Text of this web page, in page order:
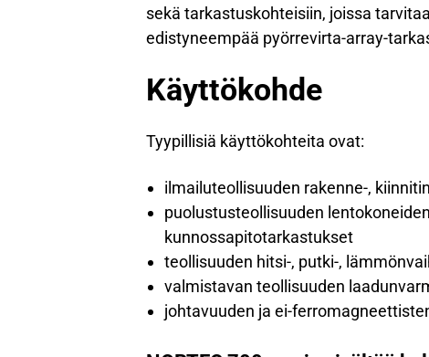
sekä tarkastuskohteisiin, joissa
edistyneempää pyörrevirta-array-
Käyttökohde
Tyypillisiä käyttökohteita ovat:
ilmailuteollisuuden rakenne-,
puolustusteollisuuden
kunnossapitotarkastukset
teollisuuden hitsi-, putki-,
valmistavan teollisuuden
johtavuuden ja ei-